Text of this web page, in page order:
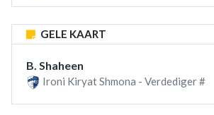
GELE KAART
B. Shaheen
Ironi Kiryat Shmona - Verdediger #